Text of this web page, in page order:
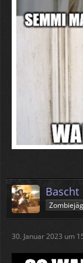
Bascht
30. Januar 2023 um